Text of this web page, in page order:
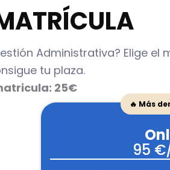
Administrativa? Elige el
tu plaza.
25€
🔥 Más
95